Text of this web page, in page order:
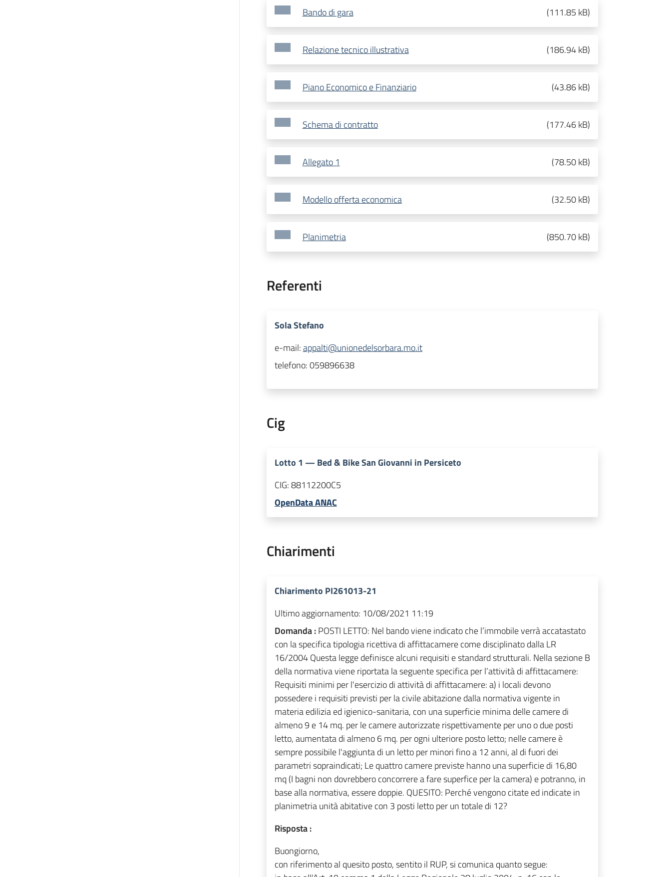
Bando di gara (111.85 kB)
Relazione tecnico illustrativa (186.94 kB)
Piano Economico e Finanziario (43.86 kB)
Schema di contratto (177.46 kB)
Allegato 1 (78.50 kB)
Modello offerta economica (32.50 kB)
Planimetria (850.70 kB)
Referenti
Sola Stefano
e-mail:appalti@unionedelsorbara.mo.it
telefono:059896638
Cig
Lotto 1 — Bed & Bike San Giovanni in Persiceto
CIG:88112200C5
OpenData ANAC
Chiarimenti
Chiarimento PI261013-21
Ultimo aggiornamento: 10/08/2021 11:19
Domanda :POSTI LETTO: Nel bando viene indicato che l’immobile verrà accatastato
con la specifica tipologia ricettiva di affittacamere come disciplinato dalla LR
16/2004 Questa legge definisce alcuni requisiti e standard strutturali. Nella sezione B
della normativa viene riportata la seguente specifica per l’attività di affittacamere:
Requisiti minimi per l'esercizio di attività di affittacamere: a) i locali devono
possedere i requisiti previsti per la civile abitazione dalla normativa vigente in
materia edilizia ed igienico-sanitaria, con una superficie minima delle camere di
almeno 9 e 14 mq. per le camere autorizzate rispettivamente per uno o due posti
letto, aumentata di almeno 6 mq. per ogni ulteriore posto letto; nelle camere è
sempre possibile l'aggiunta di un letto per minori fino a 12 anni, al di fuori dei
parametri sopraindicati; Le quattro camere previste hanno una superficie di 16,80
mq (I bagni non dovrebbero concorrere a fare superfice per la camera) e potranno, in
base alla normativa, essere doppie. QUESITO: Perché vengono citate ed indicate in
planimetria unità abitative con 3 posti letto per un totale di 12?
Risposta :
Buongiorno,
con riferimento al quesito posto, sentito il RUP, si comunica quanto segue: